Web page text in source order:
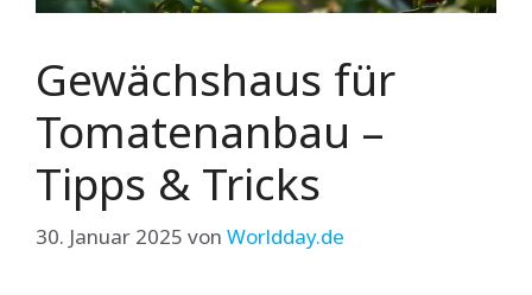
Gewächshaus für
Tomatenanbau –
Tipps & Tricks
30. Januar 2025 von Worldday.de